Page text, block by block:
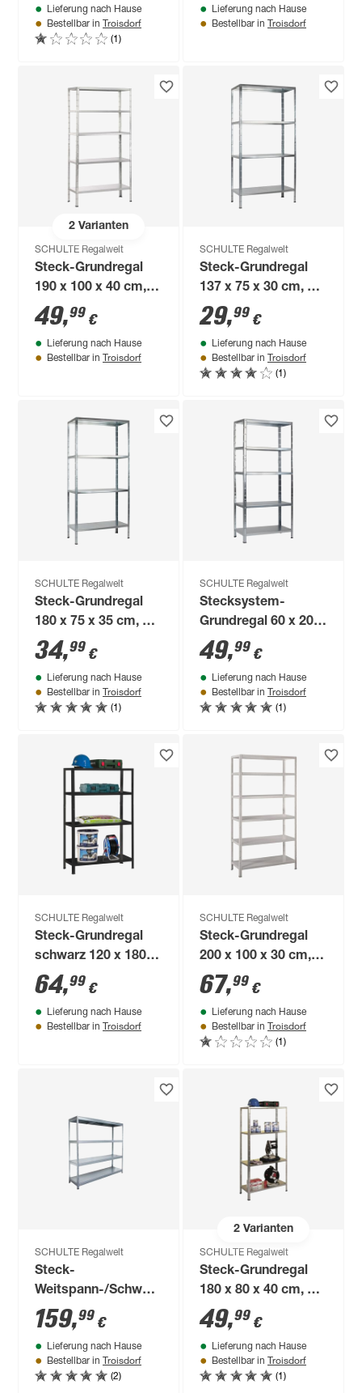
Tragkraft 425 kg
Lieferung nach Hause
Bestellbar in Troisdorf
(1)
Lieferung nach Hause
Bestellbar in Troisdorf
2Varianten
SCHULTE Regalwelt
Steck-Grundregal
190 x 100 x 40 cm, 5
Böden, verzinkt,
Tragkraft 325 kg
49,99 €
Lieferung nach Hause
Bestellbar in Troisdorf
SCHULTE Regalwelt
Steck-Grundregal
137 x 75 x 30 cm, 4
Böden, verzinkt,
Tragkraft 200 kg
29,99 €
Lieferung nach Hause
Bestellbar in Troisdorf
(1)
SCHULTE Regalwelt
Steck-Grundregal
180 x 75 x 35 cm, 4
Böden, verzinkt,
Tragkraft 200 kg
34,99 €
Lieferung nach Hause
Bestellbar in Troisdorf
(1)
SCHULTE Regalwelt
Stecksystem-
Grundregal 60 x 200
x 35 cm
49,99 €
Lieferung nach Hause
Bestellbar in Troisdorf
(1)
SCHULTE Regalwelt
Steck-Grundregal
schwarz 120 x 180 x
40 cm, 4 Böden à 65
kg
64,99 €
Lieferung nach Hause
Bestellbar in Troisdorf
SCHULTE Regalwelt
Steck-Grundregal
200 x 100 x 30 cm, 6
Böden, weiß,
Tragkraft 390 kg
67,99 €
Lieferung nach Hause
Bestellbar in Troisdorf
(1)
SCHULTE Regalwelt
Steck-
Weitspann-/Schwerlastregal
183 x 180 x 50 cm
159,99 €
Lieferung nach Hause
Bestellbar in Troisdorf
(2)
2Varianten
SCHULTE Regalwelt
Steck-Grundregal
180 x 80 x 40 cm, 4
Böden, verzinkt,
Tragkraft 240 kg
49,99 €
Lieferung nach Hause
Bestellbar in Troisdorf
(1)